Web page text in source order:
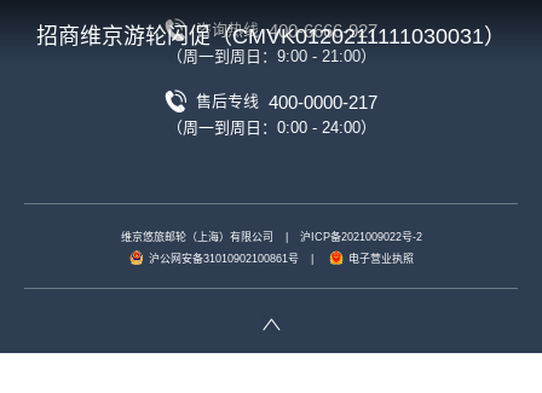
招商维京游轮闪促（CMVK0120211111030031）
咨询热线 400-6666-927
（周一到周日：9:00 - 21:00）
售后专线 400-0000-217
（周一到周日：0:00 - 24:00）
维京悠旅邮轮（上海）有限公司
沪ICP备2021009022号-2
沪公网安备31010902100861号
电子营业执照